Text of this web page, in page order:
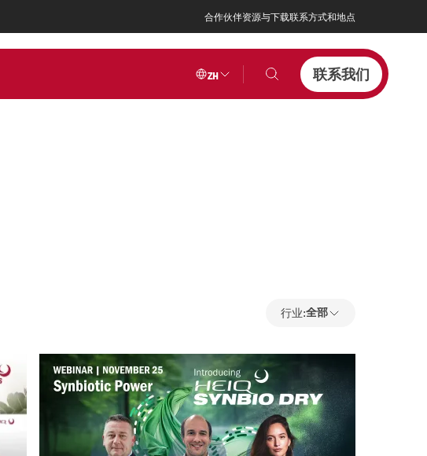
合作伙伴资源与下载联系方式和地点
ZH 联系我们
行业:全部